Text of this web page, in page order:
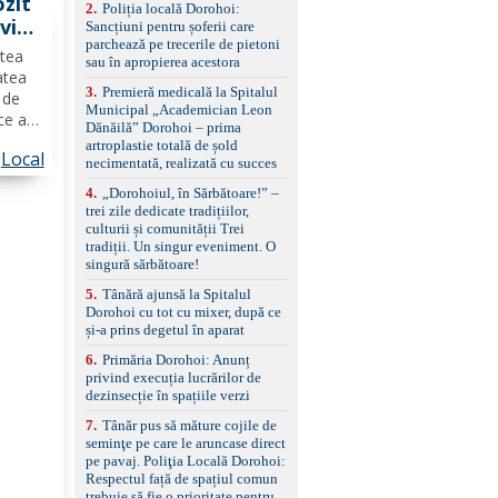
a
Local
reglaj lombar electric
pentru șofer și pasager
Volan multifuncțional
îmbrăcat în piele, cu
treptelor Adaptive cruise
control, asistent
schimbare bandă și
menținere bandă Faruri
bi-xenon adaptive cu
funcție Cornering,
asistent fază lungă
automată , lumini de zi
LED, proiectoare ceață
LED, spălătoare faruri
față/spate, cameră
marșarier Keyless entry
& start, geamuri electrice
electrice, încălzite și
rabatabile Sistem hands-
free, Bluetooth, USB
Sistem start/stop, frână
de parcare electrică,
anvelope vară runflat
Control presiune pneuri,
filtru de particule,
2. Poliția locală Dorohoi:
Sancțiuni pentru șoferii care
parchează pe trecerile de pietoni
sau în apropierea acestora
3. Premieră medicală la Spitalul
Municipal „Academician Leon
Dănăilă” Dorohoi – prima
artroplastie totală de șold
necimentată, realizată cu succes
4.
„Dorohoiul, în Sărbătoare!” –
trei zile dedicate tradițiilor,
culturii și comunității Trei
tradiții. Un singur eveniment. O
singură sărbătoare!
5. Tânără ajunsă la Spitalul
Dorohoi cu tot cu mixer, după ce
și-a prins degetul în aparat
6. Primăria Dorohoi: Anunț
privind execuția lucrărilor de
dezinsecție în spațiile verzi
7. Tânăr pus să măture cojile de
seminţe pe care le aruncase direct
pe pavaj. Poliţia Locală Dorohoi:
Respectul față de spațiul comun